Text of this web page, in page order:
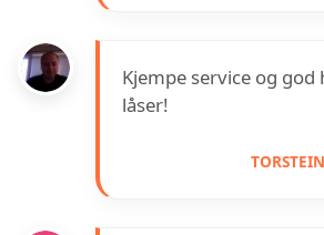
Kjempe service og god
låser!